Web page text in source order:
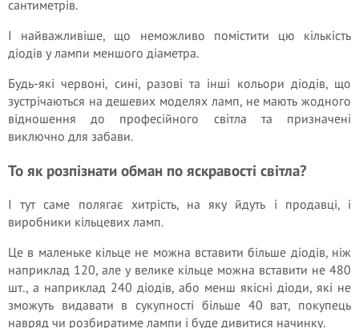
сантиметрів.
І найважливіше, що неможливо помістити цю кількість
діодів у лампи меншого діаметра.
Будь-які червоні, сині, разові та інші кольори діодів, що
зустрічаються на дешевих моделях ламп, не мають жодного
відношення до професійного світла та призначені
виключно для забави.
То як розпізнати обман по яскравості світла?
І тут саме полягає хитрість, на яку йдуть і продавці, і
виробники кільцевих ламп.
Це в маленьке кільце не можна вставити більше діодів, ніж
наприклад 120, але у велике кільце можна вставити не 480
шт., а наприклад 240 діодів, або менш якісні діоди, які не
зможуть видавати в сукупності більше 40 ват, покупець
навряд чи розбиратиме лампи і буде дивитися начинку.